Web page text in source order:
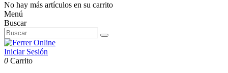
No hay más artículos en su carrito
Menú
Buscar
Iniciar Sesión
0 Carrito